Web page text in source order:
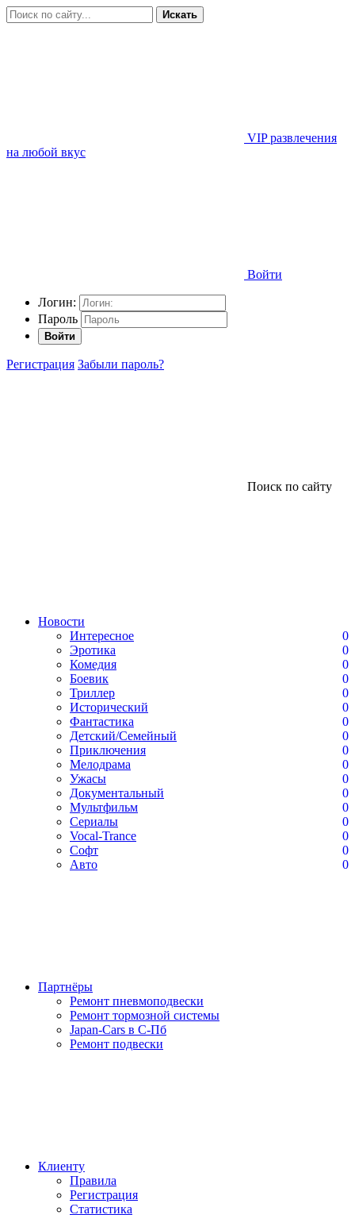
Искать
VIP развлечения
на любой вкус
Войти
Логин:
Пароль
Войти
Регистрация Забыли пароль?
Поиск по сайту
Новости
Интересное
0
Эротика
0
Комедия
0
Боевик
0
Триллер
0
Исторический
0
Фантастика
0
Детский/Семейный
0
Приключения
0
Мелодрама
0
Ужасы
0
Документальный
0
Мультфильм
0
Сериалы
0
Vocal-Trance
0
Софт
0
Авто
0
Партнёры
Ремонт пневмоподвески
Ремонт тормозной системы
Japan-Cars в С-Пб
Ремонт подвески
Клиенту
Правила
Регистрация
Статистика